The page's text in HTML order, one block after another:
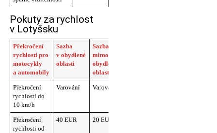
Pokuty za rychlost
v Lotyšsku
Překročení
rychlosti pro
motocykly
a automobily
Sazba
v obydlené
oblasti
Sazba
mimo
obydlenou
oblast
Překročení
rychlosti do
10 km/h
Varování Varování
Překročení
rychlosti od
40 EUR 20 EUR